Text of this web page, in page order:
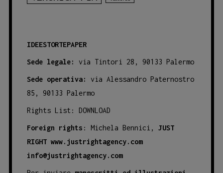
IDEESTORTEPAPER
Sede legale: via Tintori 28, 90133 Palermo
Sede operativa:
via Alessandro Paternostro
85, 90133 Palermo
Rights List: DOWNLOAD
Foreign rights : Michela Bennici, JUST
RIGHT www.justrightagency.com
info@justrightagency.com